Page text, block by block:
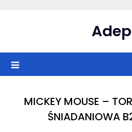
MICKEY MOUSE –
ŚNIADANIOWA